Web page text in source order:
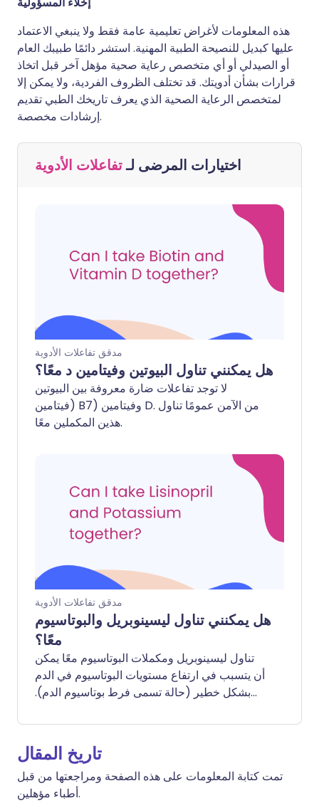
هذه المعلومات لأغراض تعليمية عامة فقط ولا ينبغي الاعتماد
عليها كبديل للنصيحة الطبية المهنية. استشر دائمًا طبيبك العام
أو الصيدلي أو أي متخصص رعاية صحية مؤهل آخر قبل اتخاذ
قرارات بشأن أدويتك. قد تختلف الظروف الفردية، ولا يمكن إلا
لمتخصص الرعاية الصحية الذي يعرف تاريخك الطبي تقديم
إرشادات مخصصة.
اختيارات المرضى لـتفاعلات الأدوية
مدقق تفاعلات الأدوية
هل يمكنني تناول البيوتين وفيتامين د معًا؟
لا توجد تفاعلات ضارة معروفة بين البيوتين
(فيتامين B7) وفيتامين D. من الآمن عمومًا تناول
هذين المكملين معًا.
مدقق تفاعلات الأدوية
هل يمكنني تناول ليسينوبريل والبوتاسيوم
معًا؟
تناول ليسينوبريل ومكملات البوتاسيوم معًا يمكن
أن يتسبب في ارتفاع مستويات البوتاسيوم في الدم
بشكل خطير (حالة تسمى فرط بوتاسيوم الدم).
والعضلات، فإن الكثير منه يمكن أن يؤدي إلى
مشاكل خطيرة في نظم القلب أو حتى يتسبب في
توقف القلب. يمكن أن تشمل أعراض ارتفاع
البوتاسيوم ضعف العضلات، أو الشعور بالوخز، أو
الخفقان، ولكن غالبًا لا توجد أعراض حتى يصبح
تاريخ المقال
تمت كتابة المعلومات على هذه الصفحة ومراجعتها من قبل
أطباء مؤهلين.